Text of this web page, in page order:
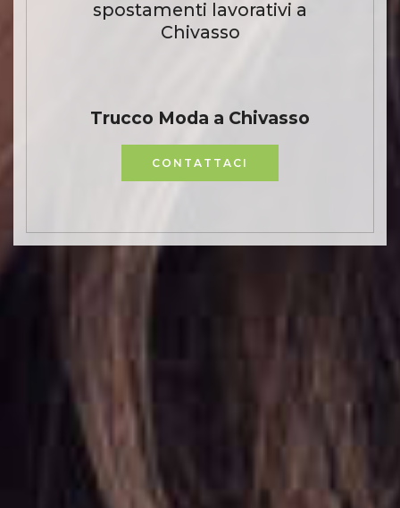
spostamenti lavorativi a
Chivasso
Trucco Moda a Chivasso
CONTATTACI